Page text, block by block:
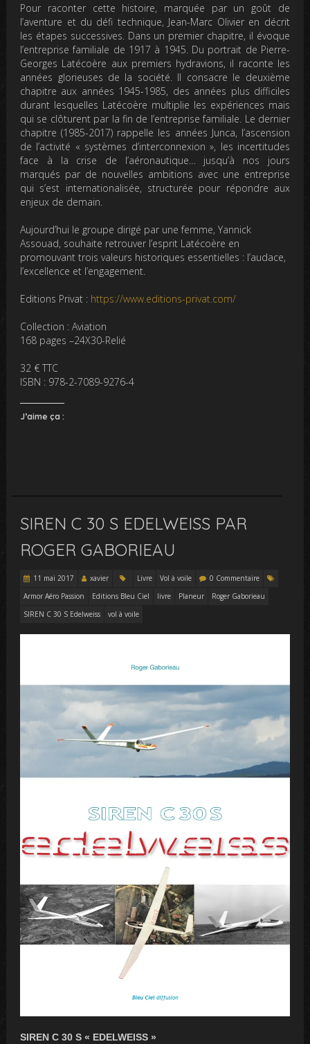
Pour raconter cette histoire, marquée par un goût de
l’aventure et du défi technique, Jean-Marc Olivier en décrit
les étapes successives. Dans un premier chapitre, il évoque
l’entreprise familiale de 1917 à 1945. Du portrait de Pierre-
Georges Latécoère aux premiers hydravions, il raconte les
années glorieuses de la société. Il consacre le deuxième
chapitre aux années 1945-1985, des années plus difficiles
durant lesquelles Latécoère multiplie les expériences mais
qui se clôturent par la fin de l’entreprise familiale. Le dernier
chapitre (1985-2017) rappelle les années Junca, l’ascension
de l’activité « systèmes d’interconnexion », les incertitudes
face à la crise de l’aéronautique… jusqu’à nos jours
marqués par de nouvelles ambitions avec une entreprise
qui s’est internationalisée, structurée pour répondre aux
enjeux de demain.
Aujourd’hui le groupe dirigé par une femme, Yannick
Assouad, souhaite retrouver l’esprit Latécoère en
promouvant trois valeurs historiques essentielles : l’audace,
l’excellence et l’engagement.
Editions Privat : https://www.editions-privat.com/
Collection : Aviation
168 pages –24X30-Relié
32 € TTC
ISBN : 978-2-7089-9276-4
J’aime ça :
SIREN C 30 S EDELWEISS PAR
ROGER GABORIEAU
11 mai 2017 xavier Livre Vol à voile
0 Commentaire
Armor Aéro Passion
Editions Bleu Ciel livre Planeur
Roger Gaborieau
SIREN C 30 S Edelweiss
vol à voile
SIREN C 30 S « EDELWEISS »